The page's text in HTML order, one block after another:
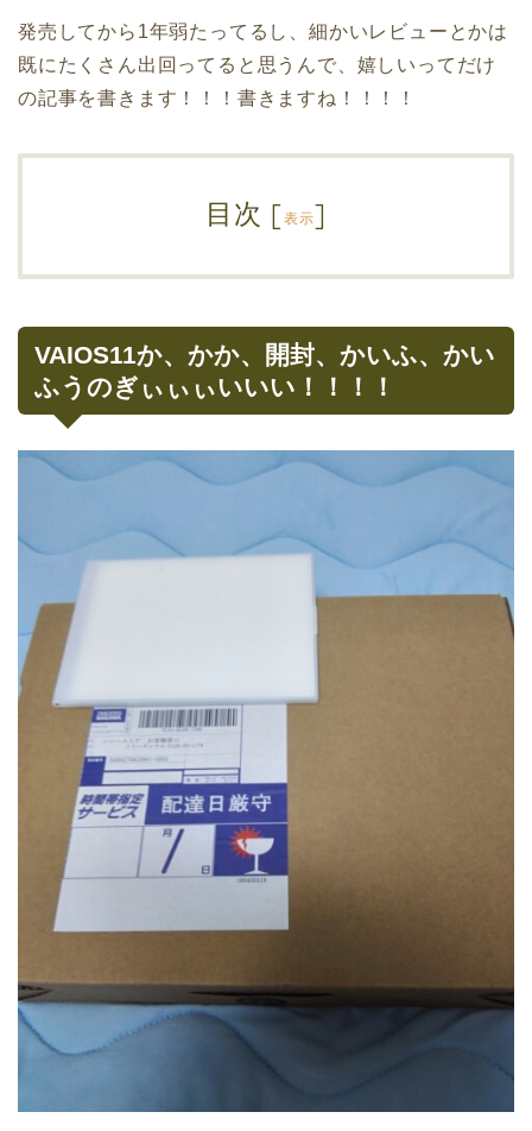
発売してから1年弱たってるし、細かいレビューとかは
既にたくさん出回ってると思うんで、嬉しいってだけ
の記事を書きます！！！書きますね！！！！
目次 [表示]
VAIOS11か、かか、開封、かいふ、かい
ふうのぎぃぃぃいいい！！！！